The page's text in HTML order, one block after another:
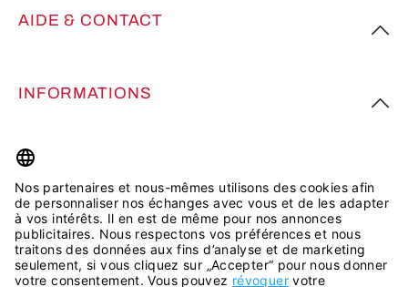
AIDE & CONTACT
INFORMATIONS
PLUS D’INSPIRATION